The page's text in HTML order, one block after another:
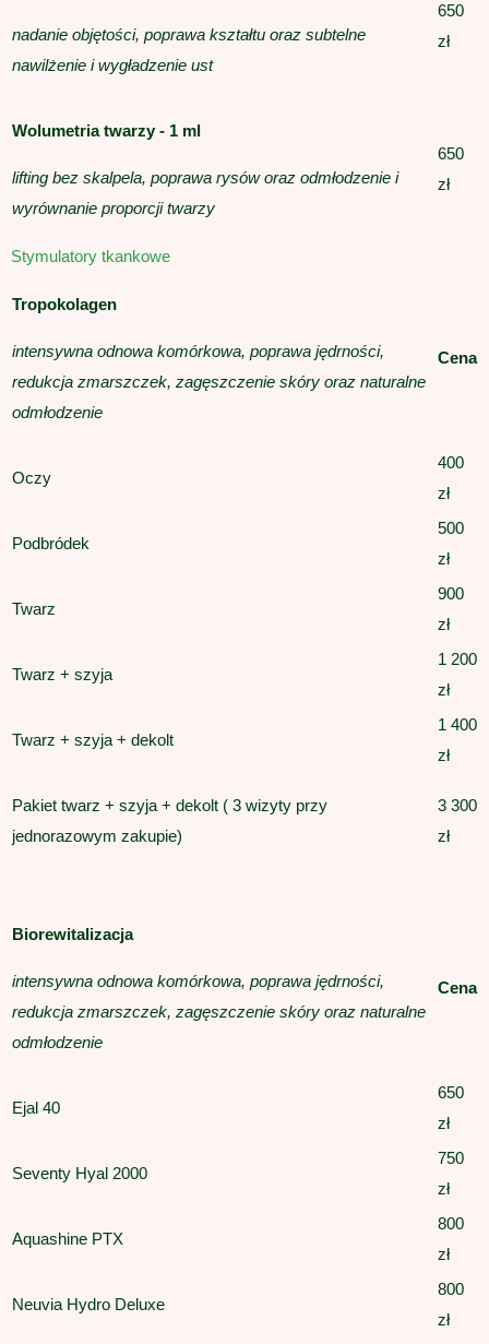
nadanie objętości, poprawa kształtu oraz subtelne
nawilżenie i wygładzenie ust
650
zł
Wolumetria twarzy - 1 ml
lifting bez skalpela, poprawa rysów oraz odmłodzenie i
wyrównanie proporcji twarzy
650
zł
Stymulatory tkankowe
Tropokolagen
intensywna odnowa komórkowa, poprawa jędrności,
redukcja zmarszczek, zagęszczenie skóry oraz naturalne
odmłodzenie
Cena
Oczy
400
zł
Podbródek
500
zł
Twarz
900
zł
Twarz + szyja
1 200
zł
Twarz + szyja + dekolt
1 400
zł
Pakiet twarz + szyja + dekolt ( 3 wizyty przy
jednorazowym zakupie)
3 300
zł
Biorewitalizacja
intensywna odnowa komórkowa, poprawa jędrności,
redukcja zmarszczek, zagęszczenie skóry oraz naturalne
odmłodzenie
Cena
Ejal 40
650
zł
Seventy Hyal 2000
750
zł
Aquashine PTX
800
zł
Neuvia Hydro Deluxe
800
zł